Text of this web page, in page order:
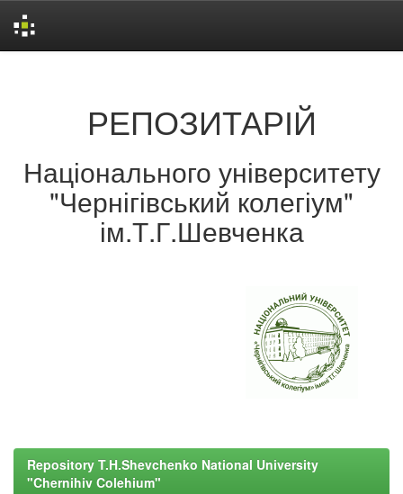
РЕПОЗИТАРІЙ
Національного університету
"Чернігівський колегіум"
ім.Т.Г.Шевченка
Repository T.H.Shevchenko National University
"Chernihiv Colehium"